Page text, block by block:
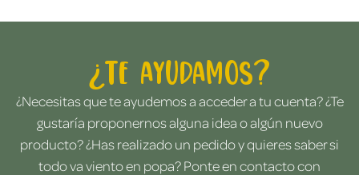
¿Te ayudamos?
¿Necesitas que te ayudemos a acceder a tu cuenta? ¿Te
gustaría proponernos alguna idea o algún nuevo
producto? ¿Has realizado un pedido y quieres saber si
todo va viento en popa? Ponte en contacto con